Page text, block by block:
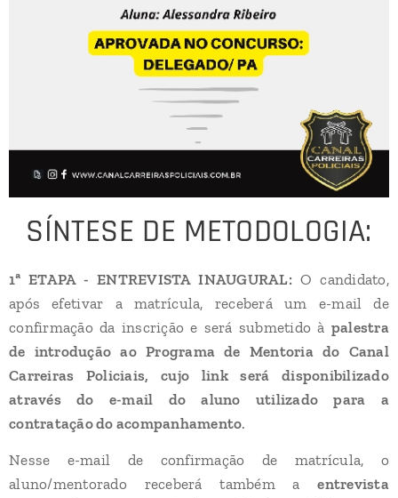
SÍNTESE DE METODOLOGIA:
1ª ETAPA - ENTREVISTA INAUGURAL: O candidato,
após efetivar a matrícula, receberá um e-mail de
confirmação da inscrição e será submetido à palestra
de introdução ao Programa de Mentoria do Canal
Carreiras Policiais, cujo link será disponibilizado
através do e-mail do aluno utilizado para a
contratação do acompanhamento.
Nesse e-mail de confirmação de matrícula, o
aluno/mentorado receberá também aentrevista